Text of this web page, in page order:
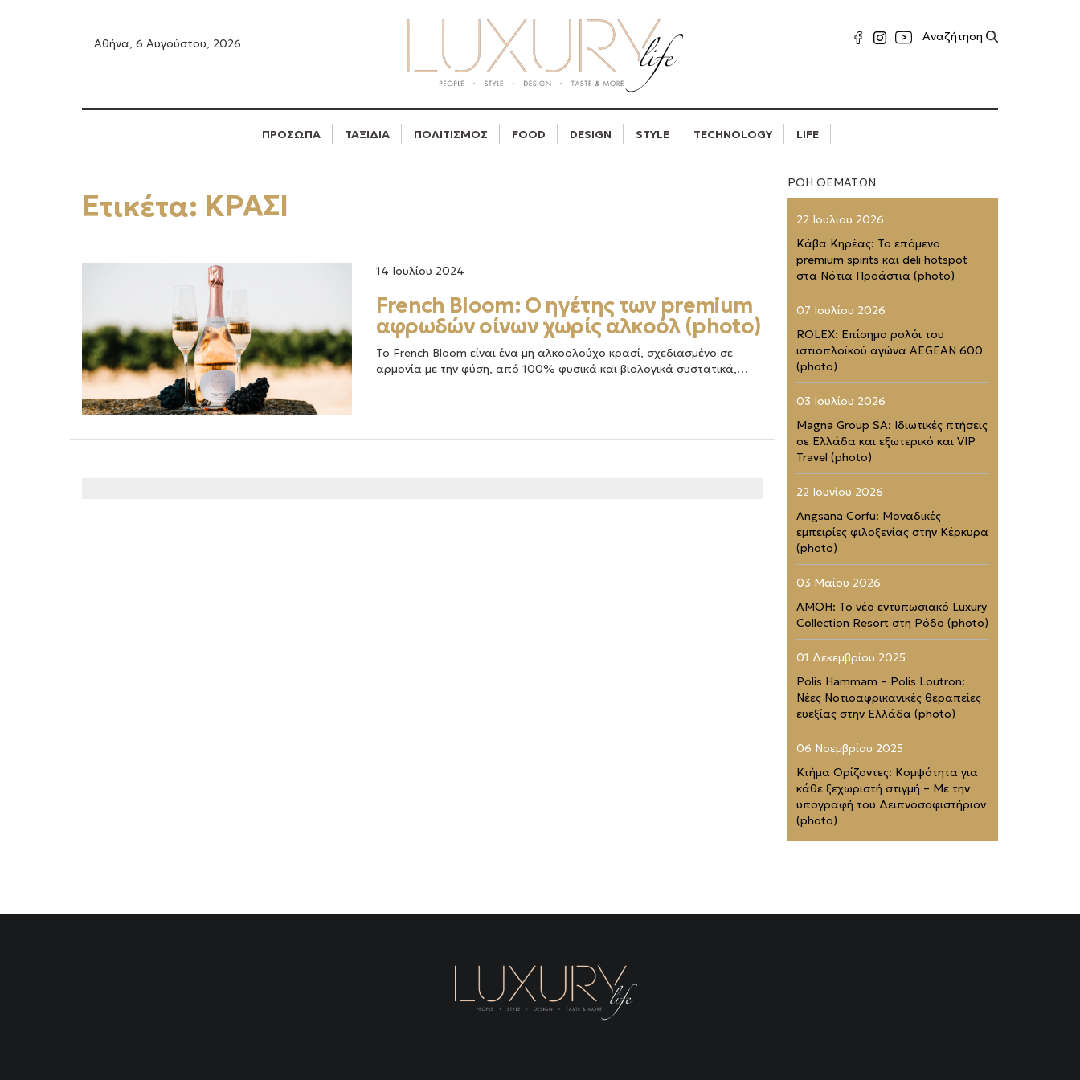
Αθήνα, 6 Αυγούστου, 2026
ΠΡΟΣΩΠΑ ΤΑΞΙΔΙΑ ΠΟΛΙΤΙΣΜΟΣ FOOD DESIGN STYLE TECHNOLOGY LIFE
Ετικέτα: ΚΡΑΣΙ
14 Ιουλίου 2024
French Bloom: Ο ηγέτης των premium
αφρωδών οίνων χωρίς αλκοόλ (photo)
Το French Bloom είναι ένα μη αλκοολούχο κρασί, σχεδιασμένο σε
αρμονία με την φύση, από 100% φυσικά και βιολογικά συστατικά,…
ΡΟΗ ΘΕΜΑΤΩΝ
22 Ιουλίου 2026
Κάβα Κηρέας: Το επόμενο
premium spirits και deli hotspot
στα Νότια Προάστια (photo)
07 Ιουλίου 2026
ROLEX: Επίσημο ρολόι του
ιστιοπλοϊκού αγώνα AEGEAN 600
(photo)
03 Ιουλίου 2026
Magna Group SA: Ιδιωτικές πτήσεις
σε Ελλάδα και εξωτερικό και VIP
Travel (photo)
22 Ιουνίου 2026
Angsana Corfu: Μοναδικές
εμπειρίες φιλοξενίας στην Κέρκυρα
(photo)
03 Μαΐου 2026
AMOH: Το νέο εντυπωσιακό Luxury
Collection Resort στη Ρόδο (photo)
01 Δεκεμβρίου 2025
Polis Hammam – Polis Loutron:
Νέες Νοτιοαφρικανικές θεραπείες
ευεξίας στην Ελλάδα (photo)
06 Νοεμβρίου 2025
Κτήμα Ορίζοντες: Κομψότητα για
κάθε ξεχωριστή στιγμή – Με την
υπογραφή του Δειπνοσοφιστήριον
(photo)
πιο εντυπωσιακά rooftops της